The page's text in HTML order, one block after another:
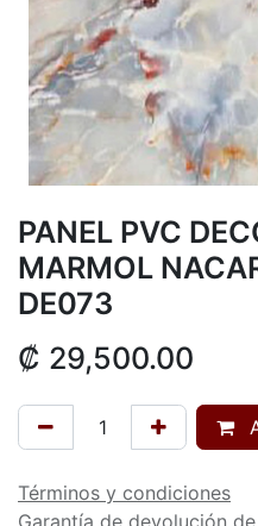
PANEL PVC
MARMOL
DE073
₡ 29,500.00
Términos y condiciones
Garantía de devolución